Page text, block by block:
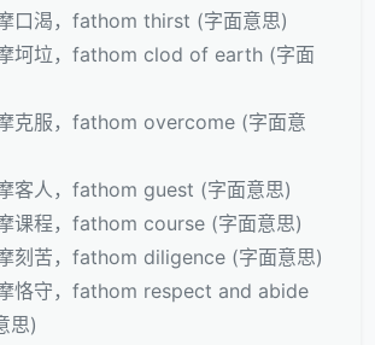
口渴，fathom thirst (字面意思)
坷垃，fathom clod of earth (字面
克服，fathom overcome (字面意
客人，fathom guest (字面意思)
课程，fathom course (字面意思)
刻苦，fathom diligence (字面意思)
恪守，fathom respect and abide
思)